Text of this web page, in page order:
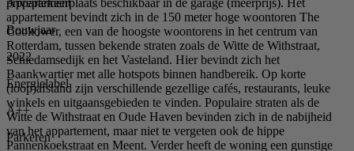
privéparkeerplaats beschikbaar in de garage (meerprijs). Het
appartement bevindt zich in de 150 meter hoge woontoren The
Cooltower, een van de hoogste woontorens in het centrum van
Rotterdam, tussen bekende straten zoals de Witte de Withstraat,
Schiedamsedijk en het Vasteland. Hier bevindt zich het
Baankwartier met alle hotspots binnen handbereik. Op korte
(loop)afstand zijn verschillende gezellige cafés, restaurants, leuke
winkels en uitgaansgebieden te vinden. Populaire straten als de
Witte de Withstraat en Oude Haven bevinden zich in de nabijheid
van het appartement, maar niet te vergeten ook de hippe
Pannenkoekstraat en Meent. Verder heeft de woning een gunstige
Bouwjaar
2022
Energielabel
A++
Parkeren